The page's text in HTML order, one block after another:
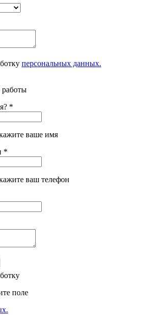
персональных данных.
работы
*
ваше имя
*
ваш телефон
поле